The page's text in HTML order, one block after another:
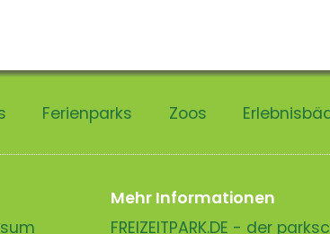
Ferienparks Zoos
Mehr Informationen
FREIZEITPARK.DE - der